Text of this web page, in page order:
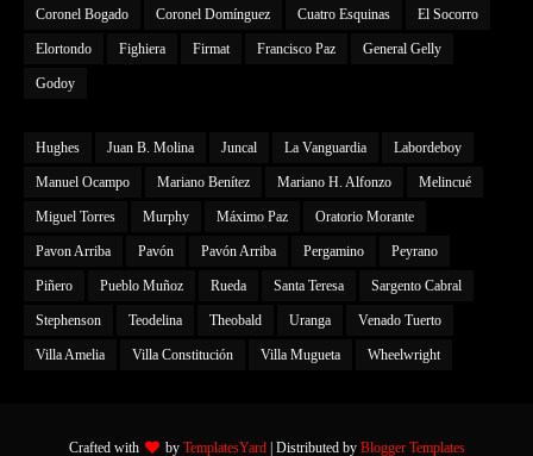
Coronel Bogado Coronel Domínguez Cuatro Esquinas El Socorro
Elortondo Fighiera Firmat Francisco Paz General Gelly
Godoy
Hughes Juan B. Molina Juncal La Vanguardia Labordeboy
Manuel Ocampo Mariano Benítez Mariano H. Alfonzo Melincué
Miguel Torres Murphy Máximo Paz Oratorio Morante
Pavon Arriba Pavón Pavón Arriba Pergamino Peyrano
Piñero Pueblo Muñoz Rueda Santa Teresa Sargento Cabral
Stephenson Teodelina Theobald Uranga Venado Tuerto
Villa Amelia Villa Constitución Villa Mugueta Wheelwright
Crafted with by TemplatesYard| Distributed by Blogger Templates